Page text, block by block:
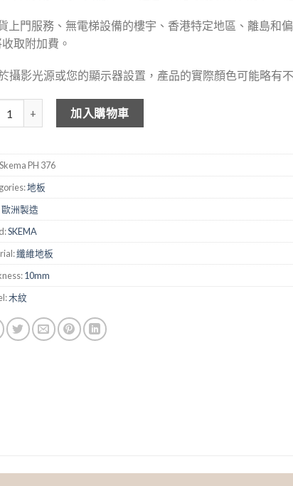
上門服務、無電梯設備的樓宇、香港特定地區、離島和
取附加費。
攝影光源或您的顯示器設置，產品的實際顏色可能略有
Prestige Hydro 防水纖維地板 - Cosmo Oak 376 數量
加入購物車
Skema PH 376
地板
歐洲製造
SKEMA
纖維地板
10mm
木紋